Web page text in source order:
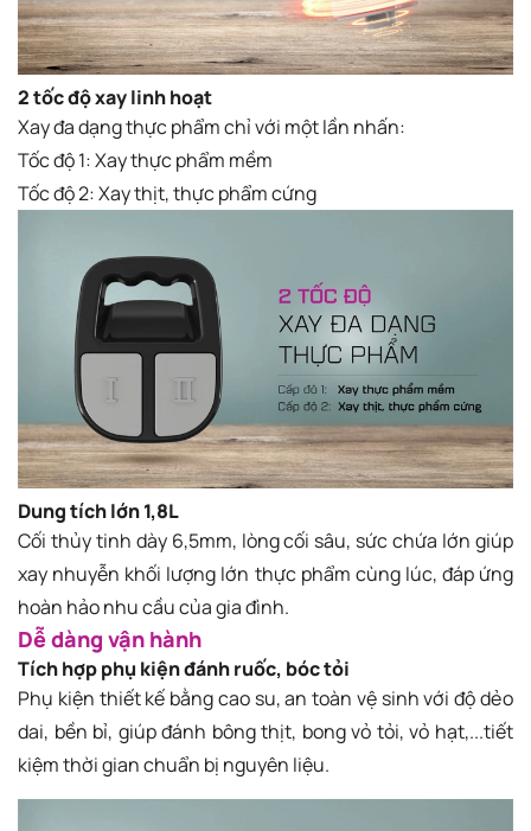
2 tốc độ xay linh hoạt
Xay đa dạng thực phẩm chỉ với một lần nhấn:
Tốc độ 1: Xay thực phẩm mềm
Tốc độ 2: Xay thịt, thực phẩm cứng
Dung tích lớn 1,8L
Cối thủy tinh dày 6,5mm, lòng cối sâu, sức chứa lớn giúp
xay nhuyễn khối lượng lớn thực phẩm cùng lúc, đáp ứng
hoàn hảo nhu cầu của gia đình.
Dễ dàng vận hành
Tích hợp phụ kiện đánh ruốc, bóc tỏi
Phụ kiện thiết kế bằng cao su, an toàn vệ sinh với độ dẻo
dai, bền bỉ, giúp đánh bông thịt, bong vỏ tỏi, vỏ hạt,...tiết
kiệm thời gian chuẩn bị nguyên liệu.